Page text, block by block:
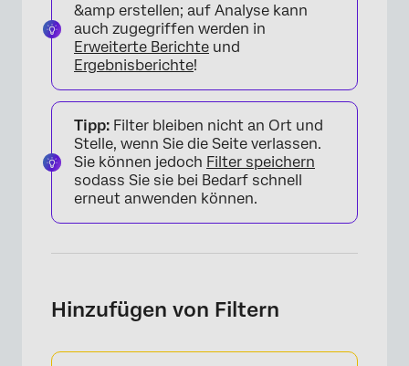
&amp erstellen; auf Analyse kann
auch zugegriffen werden in
Erweiterte Berichte und
Ergebnisberichte!
Tipp: Filter bleiben nicht an Ort und
Stelle, wenn Sie die Seite verlassen.
Sie können jedoch Filter speichern
sodass Sie sie bei Bedarf schnell
erneut anwenden können.
Hinzufügen von Filtern